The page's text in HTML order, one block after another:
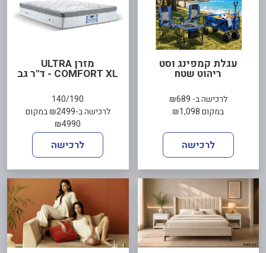
עגלת קמפינג וסט
ריהוט שטח
לרכישה ב- ₪689
במקום ₪1,098
לרכישה
מזרן ULTRA
COMFORT XL - ד"ר גב
140/190
לרכישה ב-₪2499 במקום
₪4990
לרכישה